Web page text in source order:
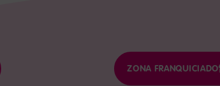
ZONA FRANQUICIADO